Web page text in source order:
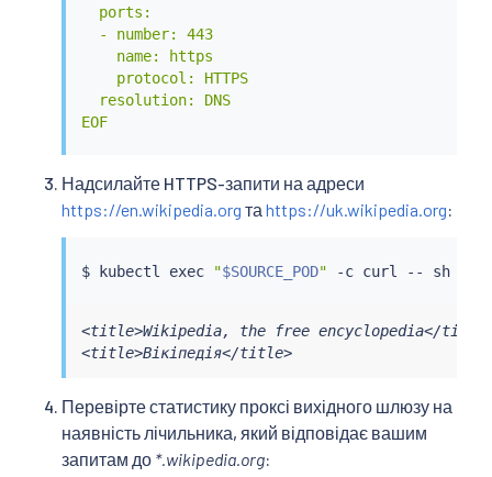
  - mesh
  - istio-egressgateway
  - match:
      sniHosts:
    route:
host: istio-egressgateway.istio-
          number: 443
      weight: 100
    - gateways:
      - istio-egressgateway
      port: 443
      sniHosts:
  ports:
  - number: 443
    name: https
    protocol: HTTPS
  resolution: DNS
EOF
Надсилайте HTTPS-запити на адреси
https://en.wikipedia.org та https://uk.wikipedia.org:
$ kubectl exec "$SOURCE_POD" -c curl -- sh -c
<title>Wikipedia, the free encyclopedia</
<title>Вікіпедія</title>
Перевірте статистику проксі вихідного шлюзу на
наявність лічильника, який відповідає вашим
запитам до *.wikipedia.org: